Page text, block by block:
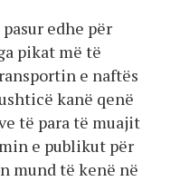
edhe për
pikat më të
e naftës
kanë qenë
të para të muajit
e publikut për
mund të kenë në